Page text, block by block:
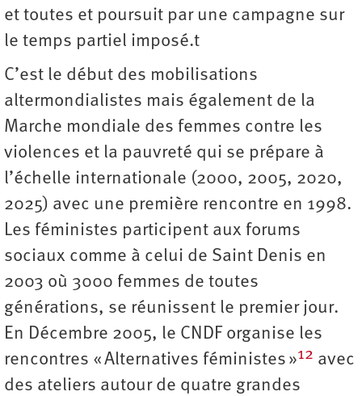
et toutes et poursuit par une campagne sur
le temps partiel imposé.t
C’est le début des mobilisations
altermondialistes mais également de la
Marche mondiale des femmes contre les
violences et la pauvreté qui se prépare à
l’échelle internationale (2000, 2005, 2020,
2025) avec une première rencontre en 1998.
Les féministes participent aux forums
sociaux comme à celui de Saint Denis en
2003 où 3000 femmes de toutes
générations, se réunissent le premier jour.
En Décembre 2005, le CNDF organise les
rencontres « Alternatives féministes »12 avec
des ateliers autour de quatre grandes